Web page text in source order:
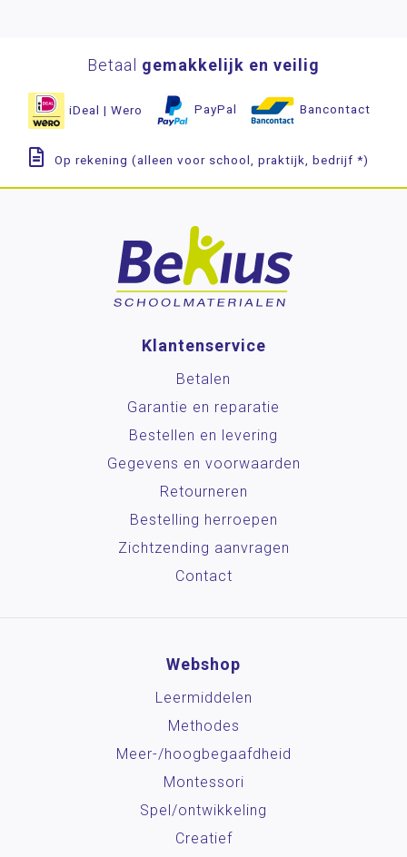
Betaal gemakkelijk en veilig
iDeal | Wero PayPal Bancontact
Op rekening (alleen voor school, praktijk, bedrijf *)
Klantenservice
Betalen
Garantie en reparatie
Bestellen en levering
Gegevens en voorwaarden
Retourneren
Bestelling herroepen
Zichtzending aanvragen
Contact
Webshop
Leermiddelen
Methodes
Meer-/hoog­begaafdheid
Montessori
Spel/ontwikkeling
Creatief